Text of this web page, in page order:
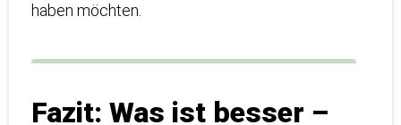
haben möchten.
Fazit: Was ist besser –